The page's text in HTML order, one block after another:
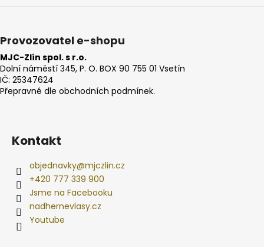
Provozovatel e-shopu
MJC-Zlín spol. s r.o.
Dolní náměstí 345, P. O. BOX 90 755 01 Vsetín
IČ: 25347624
Přepravné dle obchodních podmínek.
Kontakt
objednavky@mjczlin.cz
+420 777 339 900
Jsme na Facebooku
nadhernevlasy.cz
Youtube